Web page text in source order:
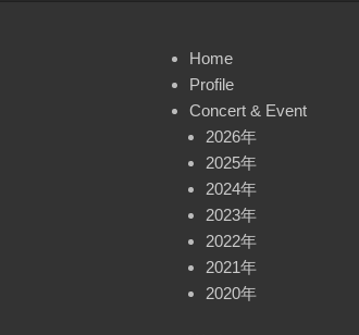
Home
Profile
Concert & Event
2026年
2025年
2024年
2023年
2022年
2021年
2020年